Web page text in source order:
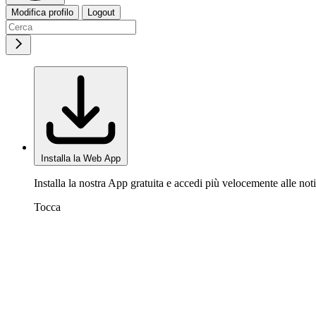
Modifica profilo Logout
Installa la Web App
Installa la nostra App gratuita e accedi più velocemente alle
Tocca